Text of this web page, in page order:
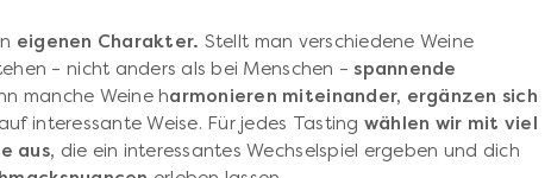
eigenen Charakter. Stellt man verschiedene Weine
– nicht anders als bei Menschen – spannende
manche Weine harmonieren miteinander, ergänzen sich
auf interessante Weise. Für jedes Tasting wählen wir mit viel
aus, die ein interessantes Wechselspiel ergeben und dich